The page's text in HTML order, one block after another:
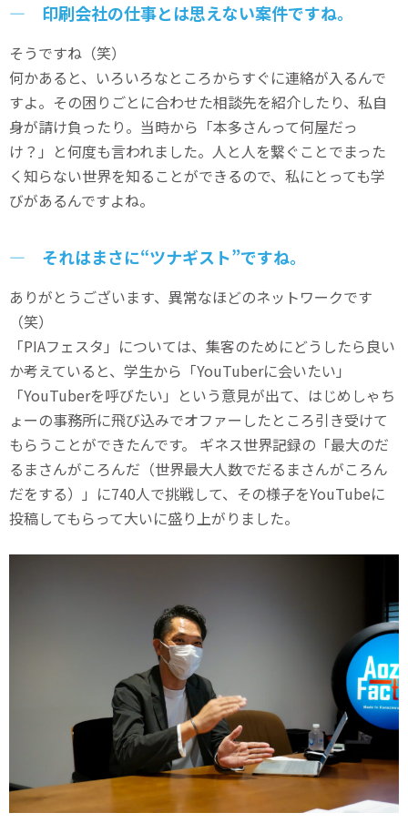
― 印刷会社の仕事とは思えない案件ですね。
そうですね（笑）
何かあると、いろいろなところからすぐに連絡が入るんで
すよ。その困りごとに合わせた相談先を紹介したり、私自
身が請け負ったり。当時から「本多さんって何屋だっ
け？」と何度も言われました。人と人を繋ぐことでまった
く知らない世界を知ることができるので、私にとっても学
びがあるんですよね。
― それはまさに“ツナギスト”ですね。
ありがとうございます、異常なほどのネットワークです
（笑）
「PIAフェスタ」については、集客のためにどうしたら良い
か考えていると、 学生から 「YouTuberに会いたい」
「YouTuberを呼びたい」という意見が出て、はじめしゃち
ょーの事務所に飛び込みでオファーしたところ引き受けて
もらうことができたんです。 ギネス世界記録の「最大のだ
るまさんがころんだ（世界最大人数でだるまさんがころん
だをする）」に740人で挑戦して、その様子をYouTubeに
投稿してもらって大いに盛り上がりました。